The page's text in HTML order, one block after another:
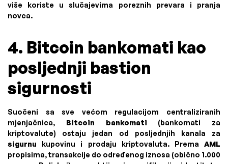
više koriste u slučajevima poreznih prevara i pranja
novca.
4. Bitcoin bankomati kao
posljednji bastion
sigurnosti
Suočeni sa sve većom regulacijom centraliziranih
mjenjačnica, Bitcoin bankomati (bankomati za
kriptovalute) ostaju jedan od posljednjih kanala za
sigurnu kupovinu i prodaju kriptovaluta. Prema AML
propisima, transakcije do određenog iznosa (obično 1.000